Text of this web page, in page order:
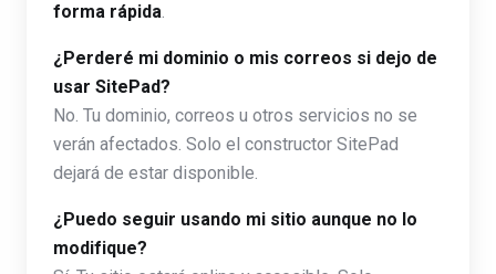
forma rápida.
¿Perderé mi dominio o mis correos si dejo de
usar SitePad?
No. Tu dominio, correos u otros servicios no se
verán afectados. Solo el constructor SitePad
dejará de estar disponible.
¿Puedo seguir usando mi sitio aunque no lo
modifique?